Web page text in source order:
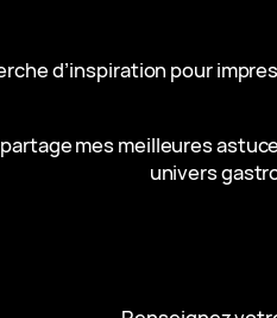
d’inspiration pour
mes meilleures
univers